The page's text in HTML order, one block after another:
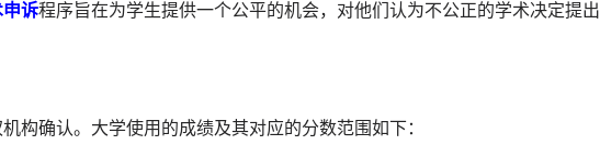
申诉程序旨在为学生提供一个公平的机会，对他们认为不公正的学术决定提出
构确认。大学使用的成绩及其对应的分数范围如下：